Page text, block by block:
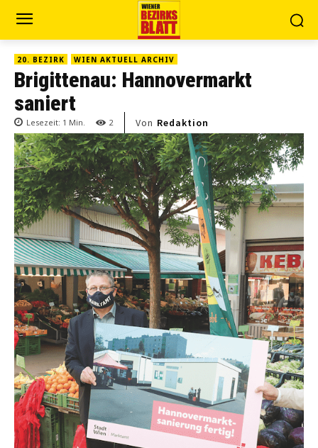
20. BEZIRK WIEN AKTUELL ARCHIV
Brigittenau: Hannovermarkt
saniert
Lesezeit: 1 Min. 2 Von Redaktion